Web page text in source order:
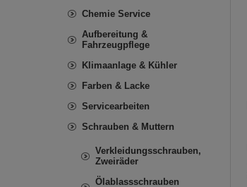
Chemie Service
Aufbereitung &
Fahrzeugpflege
Klimaanlage & Kühler
Farben & Lacke
Servicearbeiten
Schrauben & Muttern
Verkleidungsschrauben,
Zweiräder
Ölablassschrauben